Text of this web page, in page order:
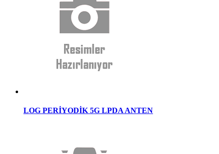
LOG PERİYODİK 5G LPDA ANTEN